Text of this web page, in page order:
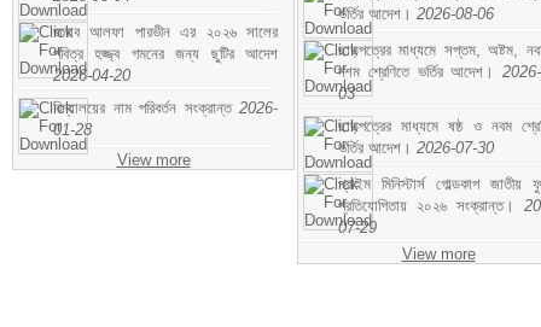
জনাব আলফা পারভীন এর ২০২৬ সালের
পবিত্র হজ্জ্ব গমনের জন্য ছুটির আদেশ
2026-04-20
বিদ্যালয়ের নাম পরিবর্তন সংক্রান্ত 2026-
01-28
View more
ভর্তির আদেশ। 2026-08-06
ছাড়পত্রের মাধ্যমে সপ্তম, অষ্টম,
দশম শ্রেণিতে ভর্তির আদেশ।
03
ছাড়পত্রের মাধ্যমে ষষ্ঠ ও নবম
ভর্তির আদেশ। 2026-07-30
প্রাইম মিনিস্টার্স গোল্ডকাপ জাতীয়
প্রতিযোগিতায় ২০২৬ সংক্রান্ত।
07-29
View more